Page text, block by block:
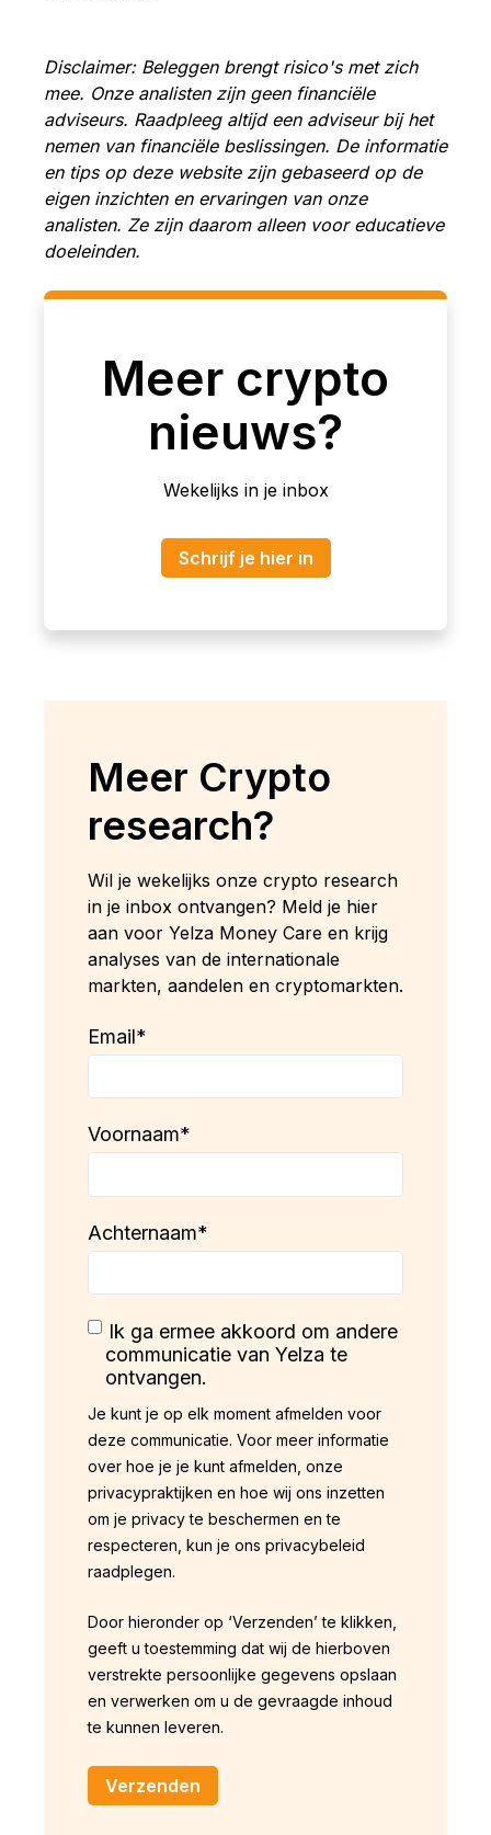
Disclaimer: Beleggen brengt risico's met zich
mee. Onze analisten zijn geen financiële
adviseurs. Raadpleeg altijd een adviseur bij het
nemen van financiële beslissingen. De informatie
en tips op deze website zijn gebaseerd op de
eigen inzichten en ervaringen van onze
analisten. Ze zijn daarom alleen voor educatieve
doeleinden.
Meer crypto
nieuws?
Wekelijks in je inbox
Schrijf je hier in
Meer Crypto
research?
Wil je wekelijks onze crypto research
in je inbox ontvangen? Meld je hier
aan voor Yelza Money Care en krijg
analyses van de internationale
markten, aandelen en cryptomarkten.
Email*
Voornaam*
Achternaam*
Ik ga ermee akkoord om andere
communicatie van Yelza te
ontvangen.
Je kunt je op elk moment afmelden voor
deze communicatie. Voor meer informatie
over hoe je je kunt afmelden, onze
privacypraktijken en hoe wij ons inzetten
om je privacy te beschermen en te
respecteren, kun je ons privacybeleid
raadplegen.
Door hieronder op ‘Verzenden’ te klikken,
geeft u toestemming dat wij de hierboven
verstrekte persoonlijke gegevens opslaan
en verwerken om u de gevraagde inhoud
te kunnen leveren.